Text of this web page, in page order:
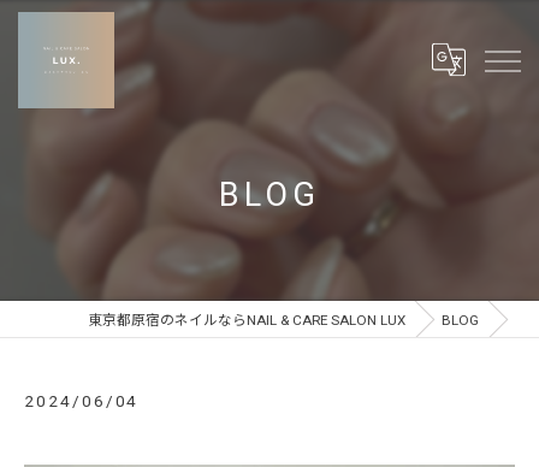
BLOG
東京都原宿のネイルならNAIL & CARE SALON LUX BLOG
2024/06/04